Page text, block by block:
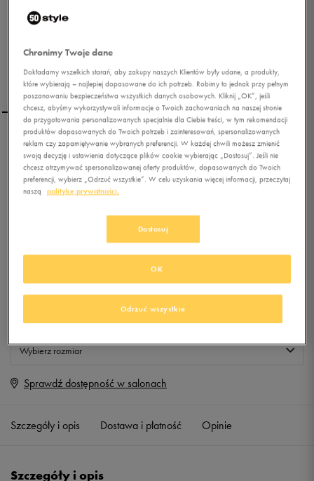
CONFRONT BLUZA BCAFE
0.0(0)
KLUBIE 50 STYLE
Produkt niedostępny
Jeśli artykuł będzie ponownie dostępny, otrzymasz od nas powiadomienie.
Wybierz rozmiar
XS Powiadom o dostępności
S Powiadom o dostępności
Sprawdź dostępność w salonach
Szczegóły i opis Dostawa i płatność Opinie
Szczegóły i opis
Chronimy Twoje dane
Dokładamy wszelkich starań, aby zakupy naszych Klientów były udane, a produkty,
które wybierają – najlepiej dopasowane do ich potrzeb. Robimy to jednak przy pełnym
poszanowaniu bezpieczeństwa wszystkich danych osobowych. Kliknij „OK”, jeśli
chcesz, abyśmy wykorzystywali informacje o Twoich zachowaniach na naszej stronie
do przygotowania personalizowanych specjalnie dla Ciebie treści, w tym rekomendacji
produktów dopasowanych do Twoich potrzeb i zainteresowań, spersonalizowanych
reklam czy zapamiętywanie wybranych preferencji. W każdej chwili możesz zmienić
swoją decyzję i ustawienia dotyczące plików cookie wybierając „Dostosuj”. Jeśli nie
chcesz otrzymywać spersonalizowanej oferty produktów, dopasowanych do Twoich
preferencji, wybierz „Odrzuć wszystkie”. W celu uzyskania więcej informacji, przeczytaj
naszą
politykę prywatności.
Dostosuj
Odrzuć wszystkie
OK